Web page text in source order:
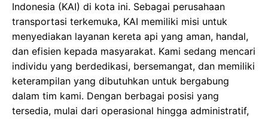
Indonesia (KAI) di kota ini. Sebagai perusahaan
transportasi terkemuka, KAI memiliki misi untuk
menyediakan layanan kereta api yang aman, handal,
dan efisien kepada masyarakat. Kami sedang mencari
individu yang berdedikasi, bersemangat, dan memiliki
keterampilan yang dibutuhkan untuk bergabung
dalam tim kami. Dengan berbagai posisi yang
tersedia, mulai dari operasional hingga administratif,